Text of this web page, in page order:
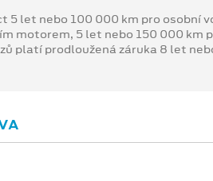
5 let nebo 100 000 km pro osobní
motorem, 5 let nebo 150 000 km
platí prodloužená záruka 8 let